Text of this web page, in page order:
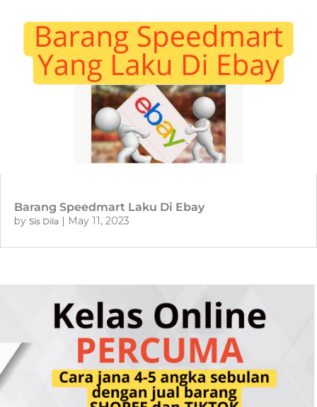
Barang Speedmart Laku Di Ebay
by Sis Dila | May 11, 2023